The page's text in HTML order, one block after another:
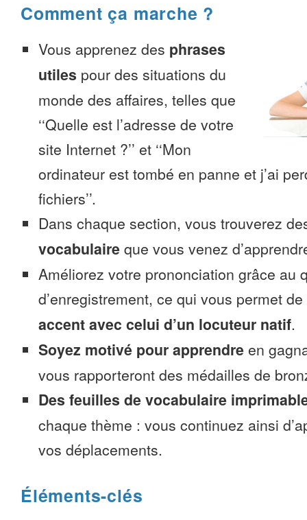
Comment ça marche ?
Vous apprenez des phrases
utiles pour des situations du
monde des affaires, telles que
‘‘Quelle est l’adresse de votre
site Internet ?’’ et ‘‘Mon
ordinateur est tombé en panne et j’ai
fichiers’’.
Dans chaque section, vous trouverez
vocabulaire que vous venez
Améliorez votre prononciation grâce au
d’enregistrement, ce qui vous permet de
accent avec celui d’un locuteur natif.
Soyez motivé pour apprendre en
vous rapporteront des médailles de
Des feuilles de vocabulaire
chaque thème : vous continuez ainsi
vos déplacements.
Éléments-clés